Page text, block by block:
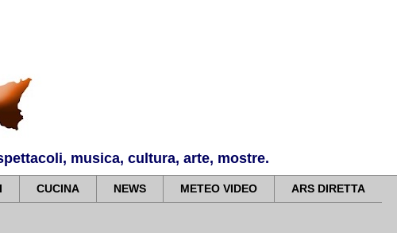
musica, cultura, arte, mostre.
CUCINA NEWS METEO VIDEO ARS DIRETTA